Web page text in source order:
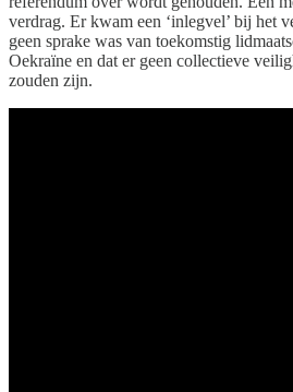
verdrag. Er kwam een ‘inlegvel’ bij het
geen sprake was van toekomstig
Oekraïne en dat er geen collectieve
zouden zijn.